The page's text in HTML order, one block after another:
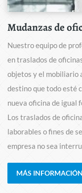
Mudanzas de
Nuestro equipo de
en traslados de
objetos y el mobiliario
destino que todo esté
nueva oficina de igual
Los traslados de
laborables o fines de
empresa no sea
MÁS INFORMACIÓN